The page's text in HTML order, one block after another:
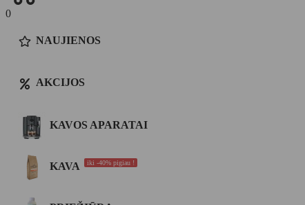
0
NAUJIENOS
AKCIJOS
KAVOS APARATAI
KAVA iki -40% pigiau !